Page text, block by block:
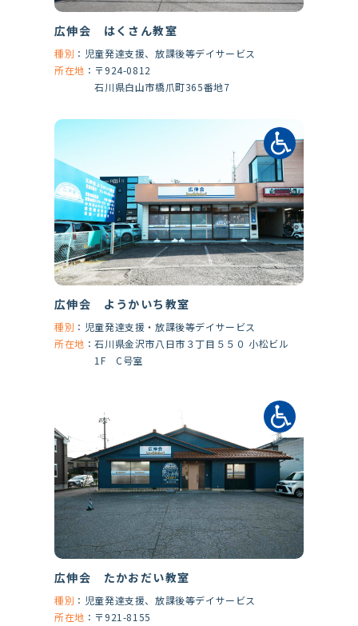
広伸会 はくさん教室
種別 ： 児童発達支援、放課後等デイサービス
所在地 ： 〒924-0812
石川県白山市橋爪町365番地7
広伸会 ようかいち教室
種別 ： 児童発達支援・放課後等デイサービス
所在地 ：石川県金沢市八日市３丁目５５０ 小松ビル
1F C号室
広伸会 たかおだい教室
種別 ： 児童発達支援、放課後等デイサービス
所在地 ： 〒921-8155